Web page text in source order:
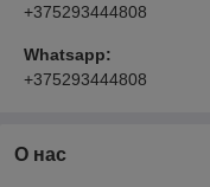
+375293444808
Whatsapp:
+375293444808
О нас